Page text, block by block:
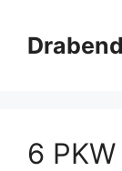
Inhalt
springen
6